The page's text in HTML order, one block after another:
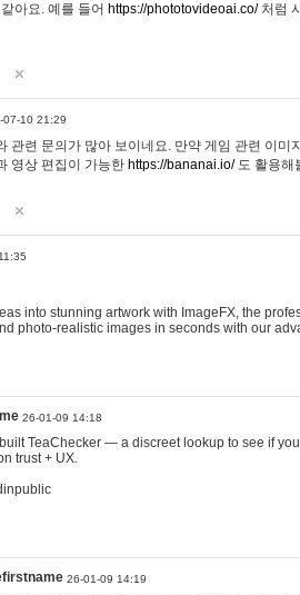
아요. 예를 들어 https://phototovideoai.co/처럼
07-10 21:29
관련 문의가 많아 보이네요. 만약 게임 관련 이미
영상 편집이 가능한 https://bananai.io/도 활용해
into stunning artwork with ImageFX, the
photo-realistic images in seconds with our
26-01-09 14:18
TeaChecker — a discreet lookup to see if
trust + UX.
26-01-09 14:19